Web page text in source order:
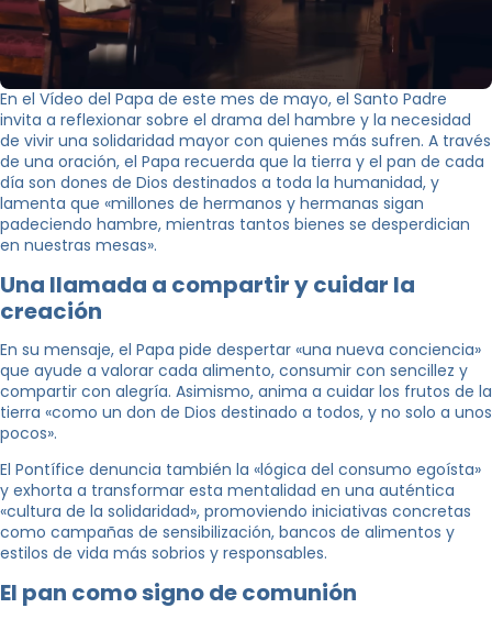
En el Vídeo del Papa de este mes de mayo, el Santo Padre
invita a reflexionar sobre el drama del hambre y la necesidad
de vivir una solidaridad mayor con quienes más sufren. A través
de una oración, el Papa recuerda que la tierra y el pan de cada
día son dones de Dios destinados a toda la humanidad, y
lamenta que «millones de hermanos y hermanas sigan
padeciendo hambre, mientras tantos bienes se desperdician
en nuestras mesas».
Una llamada a compartir y cuidar la
creación
En su mensaje, el Papa pide despertar «una nueva conciencia»
que ayude a valorar cada alimento, consumir con sencillez y
compartir con alegría. Asimismo, anima a cuidar los frutos de la
tierra «como un don de Dios destinado a todos, y no solo a unos
pocos».
El Pontífice denuncia también la «lógica del consumo egoísta»
y exhorta a transformar esta mentalidad en una auténtica
«cultura de la solidaridad», promoviendo iniciativas concretas
como campañas de sensibilización, bancos de alimentos y
estilos de vida más sobrios y responsables.
El pan como signo de comunión